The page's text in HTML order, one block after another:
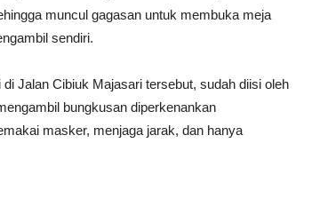
muncul gagasan untuk membuka meja
sendiri.
Jalan Cibiuk Majasari tersebut, sudah diisi oleh
bungkusan diperkenankan
masker, menjaga jarak, dan hanya